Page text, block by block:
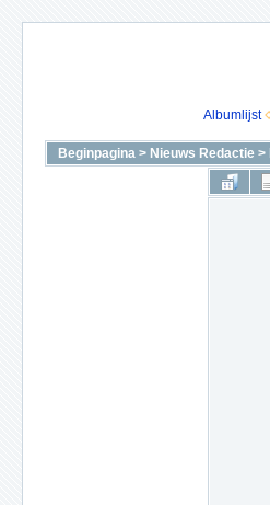
Albumlijst
Beginpagina > Nieuws Redactie >